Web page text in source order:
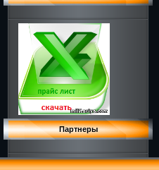
Партнеры